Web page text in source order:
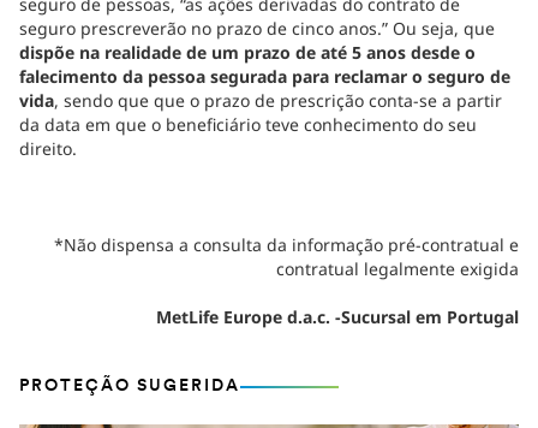
seguro prescreverão no prazo de cinco anos.” Ou seja, que
dispõe na realidade de um prazo de até 5 anos desde o
falecimento da pessoa segurada para reclamar o seguro de
vida, sendo que que o prazo de prescrição conta-se a partir
da data em que o beneficiário teve conhecimento do seu
direito.
*Não dispensa a consulta da informação pré-contratual e
contratual legalmente exigida
MetLife Europe d.a.c. -Sucursal em Portugal
PROTEÇÃO SUGERIDA